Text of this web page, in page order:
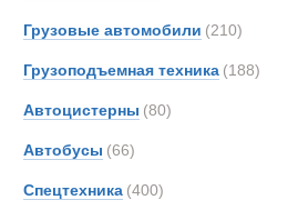
Грузовые автомобили (210)
Грузоподъемная техника (188)
Автоцистерны (80)
Автобусы (66)
Спецтехника (400)